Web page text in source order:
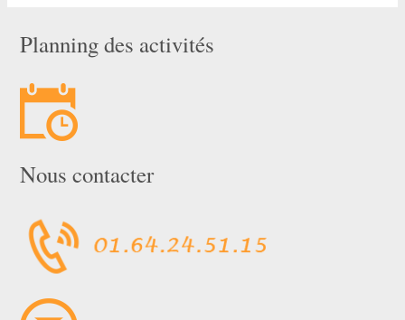
Planning des activités
Nous contacter